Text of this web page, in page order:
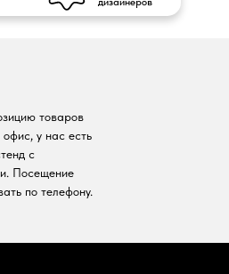
товаров
у нас есть
с
Посещение
по телефону.